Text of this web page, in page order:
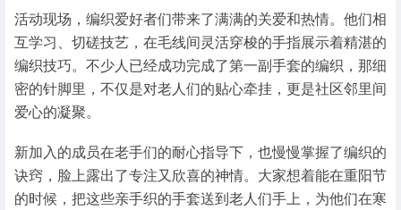
活动现场，编织爱好者们带来了满满的关爱和热情。他们相
互学习、切磋技艺，在毛线间灵活穿梭的手指展示着精湛的
编织技巧。不少人已经成功完成了第一副手套的编织，那细
密的针脚里，不仅是对老人们的贴心牵挂，更是社区邻里间
爱心的凝聚。
新加入的成员在老手们的耐心指导下，也慢慢掌握了编织的
诀窍，脸上露出了专注又欣喜的神情。大家想着能在重阳节
的时候，把这些亲手织的手套送到老人们手上，为他们在寒